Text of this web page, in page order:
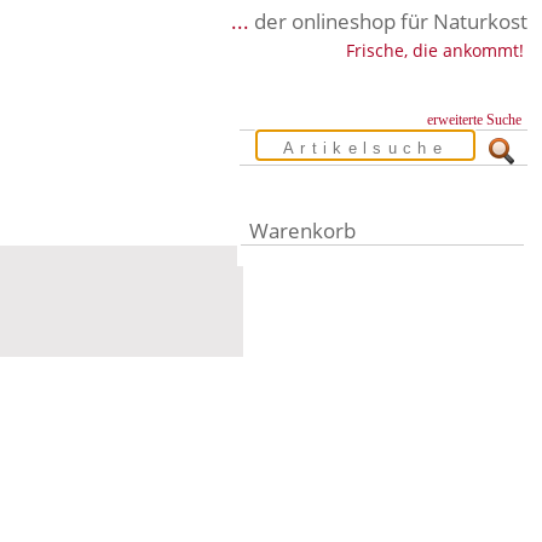
... der onlineshop für Naturkost
Frische, die ankommt!
erweiterte Suche
Warenkorb